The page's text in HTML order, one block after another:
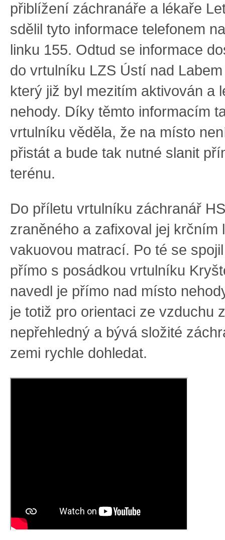
přiblížení záchranáře a lékaře
sdělil tyto informace telefonem
linku 155. Odtud se informace
do vrtulníku LZS Ústí nad
který již byl mezitím aktivován a
nehody. Díky těmto informacím
vrtulníku věděla, že na místo
přistát a bude tak nutné slanit
terénu.
Do příletu vrtulníku záchranář
zraněného a zafixoval jej krčním
vakuovou matrací. Po té se
přímo s posádkou vrtulníku
navedl je přímo nad místo
je totiž pro orientaci ze vzduchu
nepřehledný a bývá složité
zemi rychle dohledat.